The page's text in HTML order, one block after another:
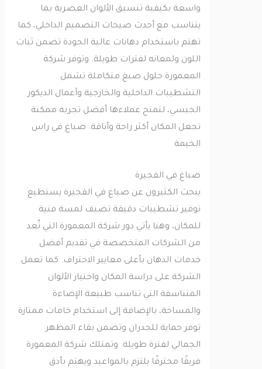
واسعة بكيفية تنسيق الألوان العصرية بما
يتناسب مع أحدث صيحات التصميم الداخلي، كما
تهتم باستخدام دهانات عالية الجودة تضمن ثبات
اللون ولمعانه لفترات طويلة. وتوفر شركة
المعمورة حلول صبغ متكاملة تشمل
التشطيبات الداخلية والخارجية وأعمال الديكور
الجبسي، لتمنح عملاءها أفضل تجربة ممكنة
تجعل المكان أكثر راحة وأناقة. صباغ في راس
الخيمة
صباغ في الفجيرة
يبحث الكثيرون عن صباغ في الفجيرة يستطيع
توفير تشطيبات دقيقة تضيف لمسة فنية
للمكان، وهنا يأتي دور شركة المعمورة التي تُعد
من الشركات المتخصصة في تقديم أفضل
خدمات الدهان بأعلى معايير الاحتراف. كما تعمل
الشركة على دراسة المكان واختيار الألوان
المتناسقة التي تناسب طبيعة الإضاءة
والمساحة، بالإضافة إلى استخدام خامات ممتازة
توفر حماية للجدران وتضمن بقاء المظهر
الجمالي لفترة طويلة. وتمتلك شركة المعمورة
فريقًا محترفًا يلتزم بالمواعيد ويهتم بأدق